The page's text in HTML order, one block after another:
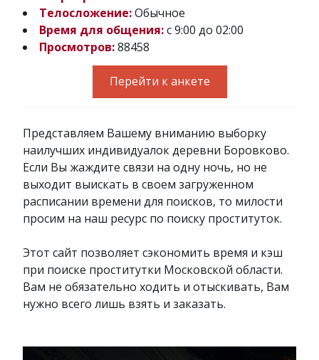
Телосложение:Обычное
Время для общения:с 9:00 до 02:00
Просмотров:88458
Перейти к анкете
Представляем Вашему вниманию выборку
наилучших индивидуалок деревни Боровково.
Если Вы жаждите связи на одну ночь, но не
выходит выискать в своем загруженном
расписании времени для поисков, то милости
просим на наш ресурс по поиску проституток.
Этот сайт позволяет сэкономить время и кэш
при поиске проститутки Московской области.
Вам не обязательно ходить и отыскивать, Вам
нужно всего лишь взять и заказать.